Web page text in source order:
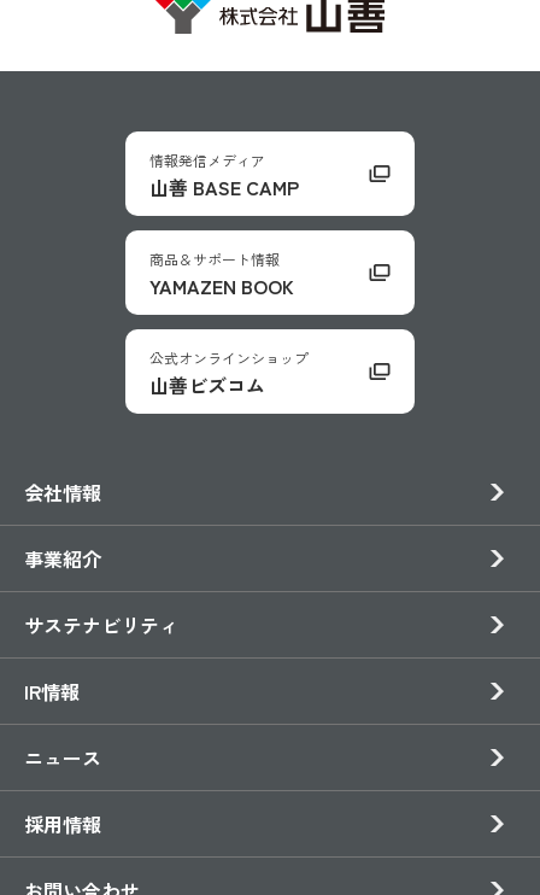
情報発信メディア
山善 BASE CAMP
商品＆サポート情報
YAMAZEN BOOK
公式オンラインショップ
山善ビズコム
会社情報
事業紹介
サステナビリティ
IR情報
ニュース
採用情報